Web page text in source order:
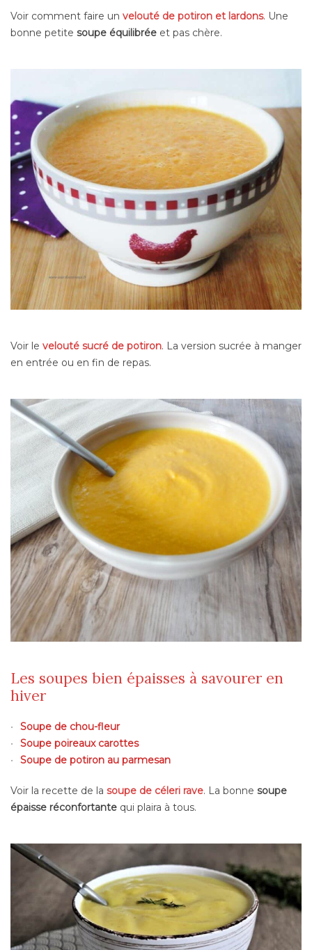
Voir comment faire un velouté de potiron et lardons. Une
bonne petite soupe équilibrée et pas chère.
Voir le velouté sucré de potiron. La version sucrée à manger
en entrée ou en fin de repas.
Les soupes bien épaisses à savourer en
hiver
Soupe de chou-fleur
Soupe poireaux carottes
Soupe de potiron au parmesan
Voir la recette de la soupe de céleri rave. La bonne soupe
épaisse réconfortante qui plaira à tous.